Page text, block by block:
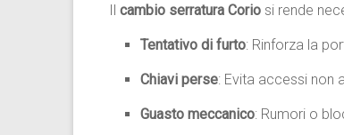
Il cambio serratura Corio si rende
Tentativo di furto: Rinforza la
Chiavi perse: Evita accessi non
Guasto meccanico: Rumori o